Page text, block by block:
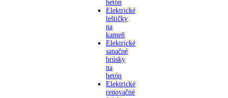
betón
Elektrické
leštičky
na
kameň
Elektrické
sanačné
brúsky
na
betón
Elektrické
renovačné